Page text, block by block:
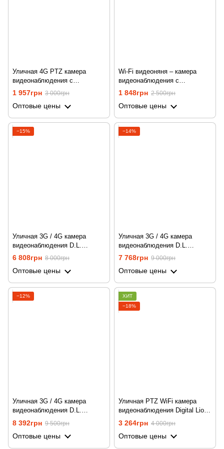
Уличная 4G PTZ камера
видеонаблюдения с
поворотным объективом
Digital Lion OC-01,
беспроводная, под сим карту,
2 МП, 1080P
1 957грн 3 000грн
Оптовые цены
Wi-Fi видеоняня – камера
видеонаблюдения с
поворотной PTZ конструкцией
Digital Lion W-31, с
видеозвонком на смартфон
1 848грн 2 500грн
Оптовые цены
−15%
Уличная 3G / 4G камера
видеонаблюдения D.L.
NC47G-EU (2 Мп / 5x),
поворотная PTZ, FullHD 1080P
6 808грн 8 000грн
Оптовые цены
−14%
Уличная 3G / 4G камера
видеонаблюдения D.L.
NC49G-EU (5 Мп / 5x),
поворотная PTZ, FullHD 1080P
7 768грн 9 000грн
Оптовые цены
−12%
Уличная 3G / 4G камера
видеонаблюдения D.L.
NC49G-EU (5 Мп / 10x),
поворотная PTZ, FullHD 1080P
8 392грн 9 500грн
Оптовые цены
ХИТ
−18%
Уличная PTZ WiFi камера
видеонаблюдения Digital Lion
OPC01, 3 МП, поворотная, с
поддержкой Tuya
3 264грн 4 000грн
Оптовые цены